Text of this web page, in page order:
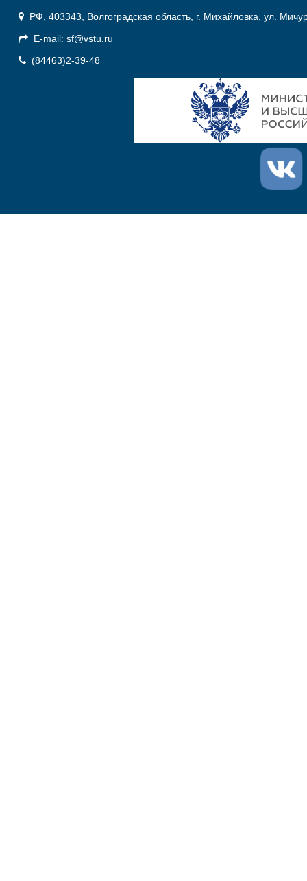
РФ, 403343, Волгоградская область, г. Михайловка, ул.
E-mail: sf@vstu.ru
(84463)2-39-48